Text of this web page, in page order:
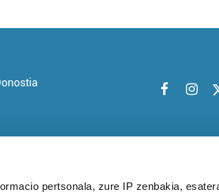
pertsonala, zure IP zenbakia,